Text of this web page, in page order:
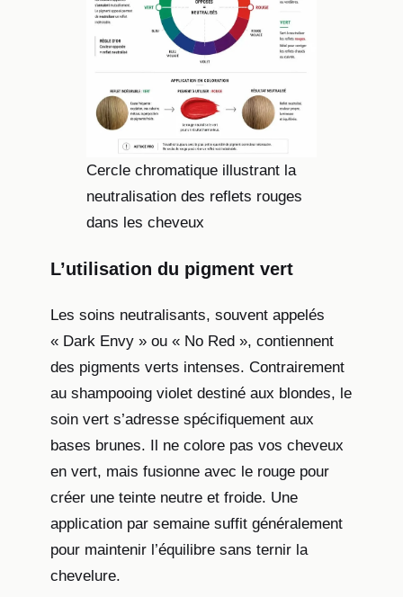
Cercle chromatique illustrant la
neutralisation des reflets rouges
dans les cheveux
L’utilisation du pigment vert
Les soins neutralisants, souvent appelés
« Dark Envy » ou « No Red », contiennent
des pigments verts intenses. Contrairement
au shampooing violet destiné aux blondes, le
soin vert s’adresse spécifiquement aux
bases brunes. Il ne colore pas vos cheveux
en vert, mais fusionne avec le rouge pour
créer une teinte neutre et froide. Une
application par semaine suffit généralement
pour maintenir l’équilibre sans ternir la
chevelure.